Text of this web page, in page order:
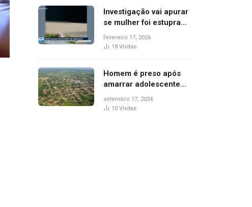
Investigação vai apurar
se mulher foi estuprada
na frente de base da
Guarda Metropolitana
fevereiro 17, 2026
18 Visitas
Homem é preso após
amarrar adolescente
suspeito de furto em
estaca de cerca e
setembro 17, 2024
10 Visitas